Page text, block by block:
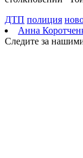
Самарца
денег с карты
09.08.2026 | 11:28
В Тольятти спасли
берега
ДТП полиция
Анна
Следите за